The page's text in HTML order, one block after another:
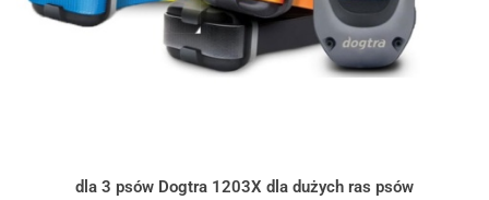
dla 3 psów Dogtra 1203X dla dużych ras psów